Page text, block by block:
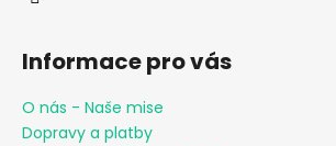
Informace pro vás
O nás - Naše mise
Dopravy a platby